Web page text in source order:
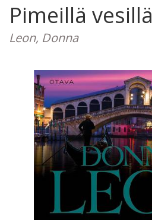
Pimeillä vesillä
Leon, Donna